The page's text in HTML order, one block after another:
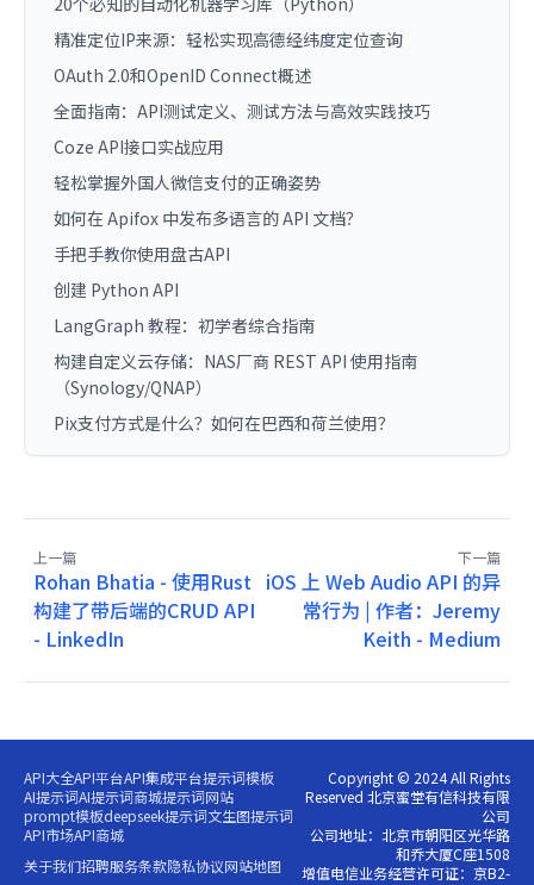
精准定位IP来源：轻松实现高德经纬度定位查询
OAuth 2.0和OpenID Connect概述
全面指南：API测试定义、测试方法与高效实践技巧
Coze API接口实战应用
轻松掌握外国人微信支付的正确姿势
如何在 Apifox 中发布多语言的 API 文档？
手把手教你使用盘古API
创建 Python API
LangGraph 教程：初学者综合指南
构建自定义云存储：NAS厂商 REST API 使用指南
（Synology/QNAP）
Pix支付方式是什么？如何在巴西和荷兰使用？
上一篇
Rohan Bhatia - 使用Rust
构建了带后端的CRUD API
- LinkedIn
下一篇
iOS 上 Web Audio API 的异
常行为 | 作者：Jeremy
Keith - Medium
API大全API平台API集成平台提示词模板
AI提示词AI提示词商城提示词网站
prompt模板deepseek提示词文生图提示词
API市场API商城
关于我们招聘服务条款隐私协议网站地图
Copyright © 2024 All Rights
Reserved 北京蜜堂有信科技有限
公司
公司地址：北京市朝阳区光华路
和乔大厦C座1508
增值电信业务经营许可证：京B2-